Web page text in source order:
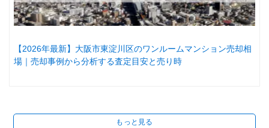
【2026年最新】大阪市東淀川区のワンルームマンション売却相
場｜売却事例から分析する査定目安と売り時
もっと見る